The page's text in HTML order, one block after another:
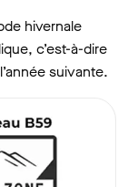
hivernale
c’est-à-dire
suivante.